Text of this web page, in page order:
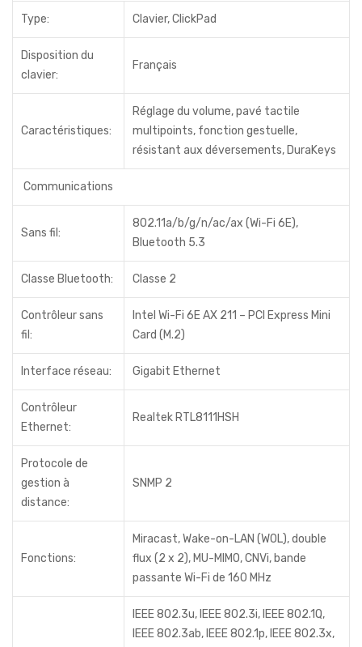
Type: Clavier, ClickPad
Disposition du
clavier:
Français
Caractéristiques:
Réglage du volume, pavé tactile
multipoints, fonction gestuelle,
résistant aux déversements, DuraKeys
Communications
Sans fil:
802.11a/b/g/n/ac/ax (Wi-Fi 6E),
Bluetooth 5.3
Classe Bluetooth: Classe 2
Contrôleur sans
fil:
Intel Wi-Fi 6E AX 211 – PCI Express Mini
Card (M.2)
Interface réseau: Gigabit Ethernet
Contrôleur
Ethernet:
Realtek RTL8111HSH
Protocole de
gestion à
distance:
SNMP 2
Fonctions:
Miracast, Wake-on-LAN (WOL), double
flux (2 x 2), MU-MIMO, CNVi, bande
passante Wi-Fi de 160 MHz
IEEE 802.3u, IEEE 802.3i, IEEE 802.1Q,
IEEE 802.3ab, IEEE 802.1p, IEEE 802.3x,